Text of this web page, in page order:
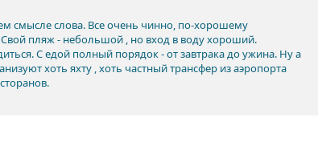
смысле слова. Все очень чинно, по-хорошему
пляж - небольшой , но вход в воду хороший.
С едой полный порядок - от завтрака до ужина. Ну а
хоть яхту , хоть частный трансфер из аэропорта